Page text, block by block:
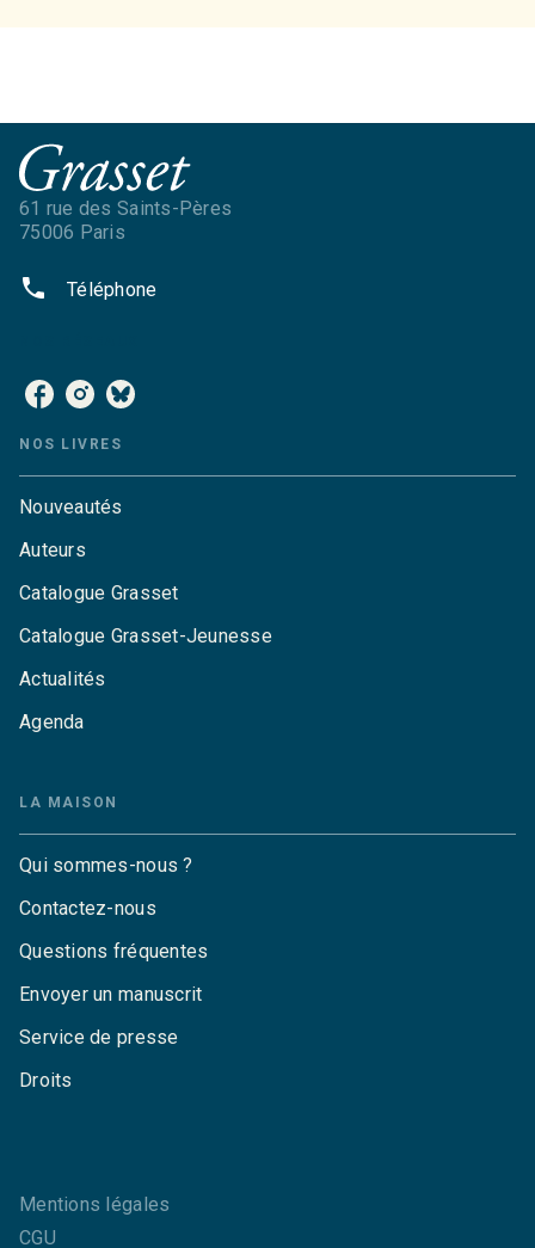
61 rue des Saints-Pères
75006 Paris
phone Téléphone
NOS LIVRES
Nouveautés
Auteurs
Catalogue Grasset
Catalogue Grasset-Jeunesse
Actualités
Agenda
LA MAISON
Qui sommes-nous ?
Contactez-nous
Questions fréquentes
Envoyer un manuscrit
Service de presse
Droits
Mentions légales
CGU